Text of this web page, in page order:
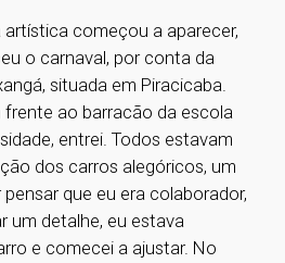
artística começou a aparecer,
o carnaval, por conta da
situada em Piracicaba.
frente ao barracão da escola
entrei. Todos estavam
dos carros alegóricos, um
que eu era colaborador,
um detalhe, eu estava
e comecei a ajustar. No